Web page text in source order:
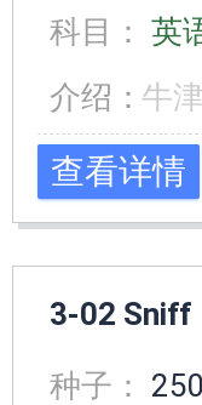
科目： 英
介绍：牛
查看详情
3-02 Sniff
种子：